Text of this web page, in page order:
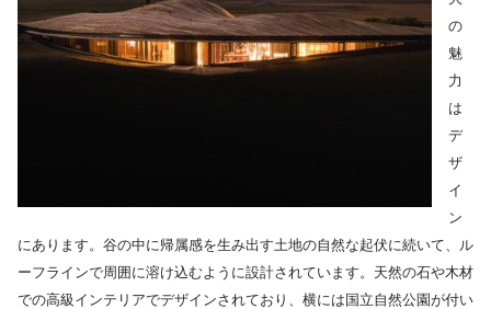
の
魅
力
は
デ
ザ
イ
ン
にあります。谷の中に帰属感を生み出す土地の自然な起伏に続いて、ル
ーフラインで周囲に溶け込むように設計されています。天然の石や木材
での高級インテリアでデザインされており、横には国立自然公園が付い